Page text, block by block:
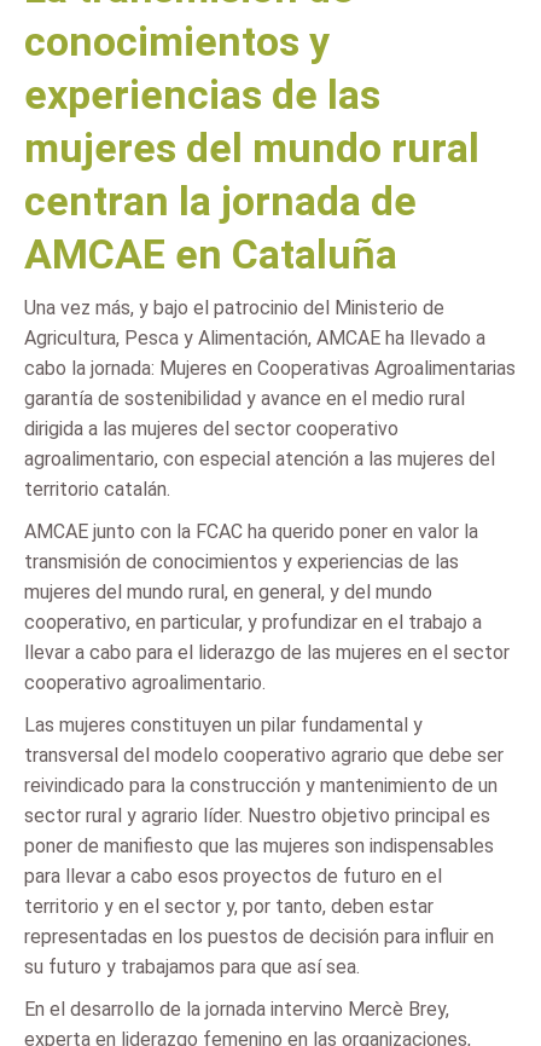
conocimientos y
experiencias de las
mujeres del mundo rural
centran la jornada de
AMCAE en Cataluña
Una vez más, y bajo el patrocinio del Ministerio de
Agricultura, Pesca y Alimentación, AMCAE ha llevado a
cabo la jornada: Mujeres en Cooperativas Agroalimentarias
garantía de sostenibilidad y avance en el medio rural
dirigida a las mujeres del sector cooperativo
agroalimentario, con especial atención a las mujeres del
territorio catalán.
AMCAE junto con la FCAC ha querido poner en valor la
transmisión de conocimientos y experiencias de las
mujeres del mundo rural, en general, y del mundo
cooperativo, en particular, y profundizar en el trabajo a
llevar a cabo para el liderazgo de las mujeres en el sector
cooperativo agroalimentario.
Las mujeres constituyen un pilar fundamental y
transversal del modelo cooperativo agrario que debe ser
reivindicado para la construcción y mantenimiento de un
sector rural y agrario líder. Nuestro objetivo principal es
poner de manifiesto que las mujeres son indispensables
para llevar a cabo esos proyectos de futuro en el
territorio y en el sector y, por tanto, deben estar
representadas en los puestos de decisión para influir en
su futuro y trabajamos para que así sea.
En el desarrollo de la jornada intervino Mercè Brey,
experta en liderazgo femenino en las organizaciones,